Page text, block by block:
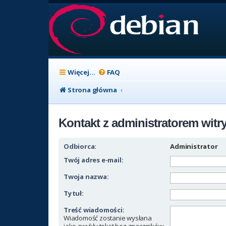
Więcej…
FAQ
Strona główna
Kontakt z administratorem
Odbiorca:
Administrator
Twój adres e-mail:
Twoja nazwa:
Tytuł:
Treść wiadomości:
Wiadomość zostanie wysłana